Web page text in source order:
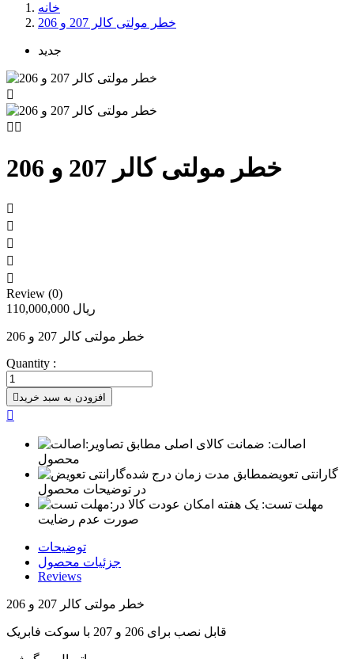
خانه
خطر مولتی کالر 207 و 206
جدید

 
خطر مولتی کالر 207 و 206





Review (0)
110,000,000 ریال
خطر مولتی کالر 207 و 206
Quantity :
افزودن به سبد خرید

اصالت: ضمانت کالای اصلی مطابق تصاویر
محصول
گارانتی تعویضمطابق مدت زمان درج شده
در توضیحات محصول
مهلت تست: یک هفته امکان عودت کالا در
صورت عدم رضایت
توضیحات
جزئیات محصول
Reviews
خطر مولتی کالر 207 و 206
قابل نصب برای 206 و 207 با سوکت فابریک